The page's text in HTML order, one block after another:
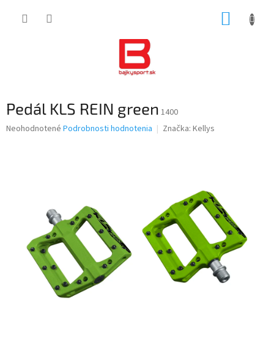
Pedál KLS REIN green 1400
Priemerné
hviezdičiek.
Neohodnotené Podrobnosti hodnotenia Značka: Kellys